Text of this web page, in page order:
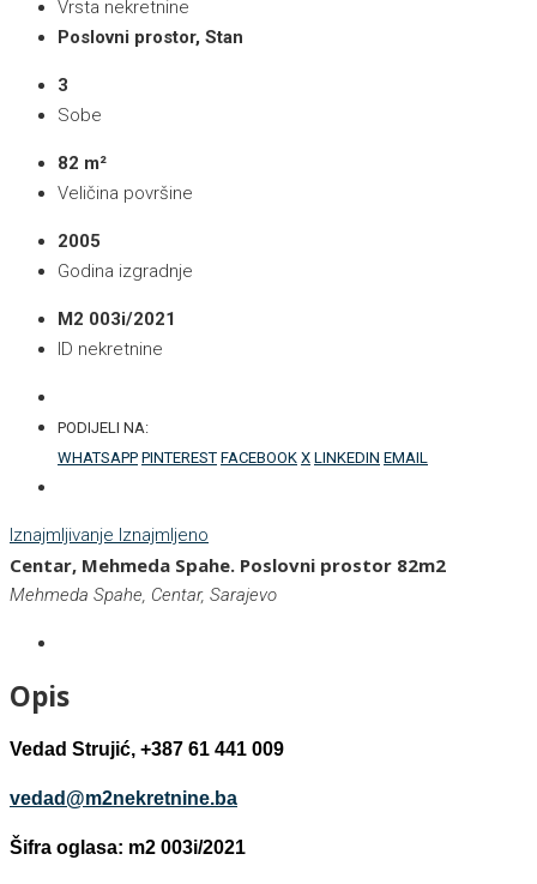
Vrsta nekretnine
Poslovni prostor, Stan
3
Sobe
82 m²
Veličina površine
2005
Godina izgradnje
M2 003i/2021
ID nekretnine
PODIJELI NA:
WHATSAPP PINTEREST FACEBOOK X LINKEDIN EMAIL
Iznajmljivanje Iznajmljeno
Centar, Mehmeda Spahe. Poslovni prostor 82m2
Mehmeda Spahe, Centar, Sarajevo
Opis
Vedad Strujić, +387 61 441 009
vedad@m2nekretnine.ba
Šifra oglasa: m2 003i/2021